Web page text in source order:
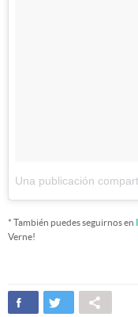
* También puedes seguirnos en
Verne!